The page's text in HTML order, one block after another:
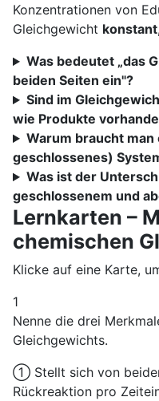
Konzentrationen von
Gleichgewicht
Was bedeutet „das
beiden Seiten ein"?
Sind im
wie Produkte
Warum braucht
geschlossenes)
Was ist der
geschlossenem und
Lernkarten –
chemischen
Klicke auf eine Karte,
1
Nenne die drei
Gleichgewichts.
① Stellt sich von
Rückreaktion pro